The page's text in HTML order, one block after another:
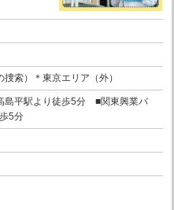
索）＊東京エリア（外）
平駅より徒歩5分 ■関東興業バ
5分